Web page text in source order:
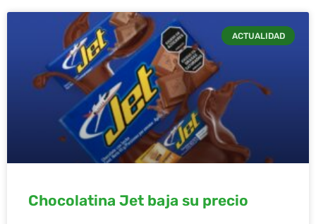
ACTUALIDAD
Chocolatina Jet baja su precio